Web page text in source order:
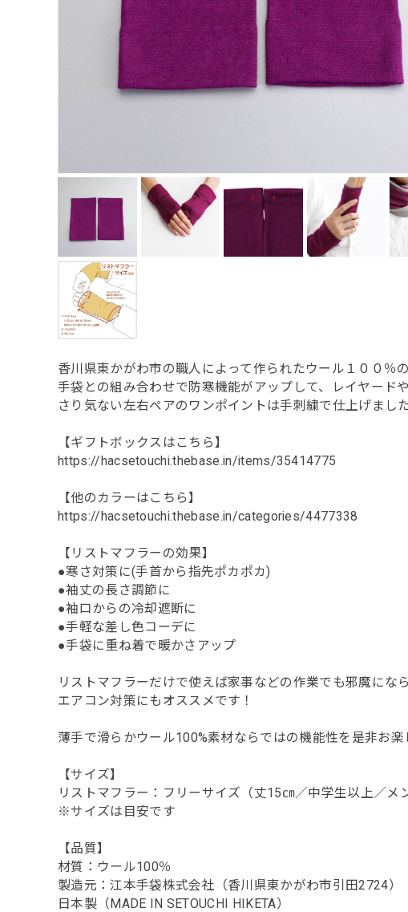
香川県東かがわ市の職人によって作られたウール１００％
手袋との組み合わせで防寒機能がアップして、レイヤード
さり気ない左右ペアのワンポイントは手刺繍で仕上げました
【ギフトボックスはこちら】
https://hacsetouchi.thebase.in/items/35414775
【他のカラーはこちら】
https://hacsetouchi.thebase.in/categories/4477338
【リストマフラーの効果】
●寒さ対策に(手首から指先ポカポカ)
●袖丈の長さ調節に
●袖口からの冷却遮断に
●手軽な差し色コーデに
●手袋に重ね着で暖かさアップ
リストマフラーだけで使えば家事などの作業でも邪魔に
エアコン対策にもオススメです！
薄手で滑らかウール100%素材ならではの機能性を是非お
【サイズ】
リストマフラー：フリーサイズ（丈15㎝／中学生以上／メ
※サイズは目安です
【品質】
材質：ウール100％
製造元：江本手袋株式会社（香川県東かがわ市引田2724）
日本製（MADE IN SETOUCHI HIKETA）